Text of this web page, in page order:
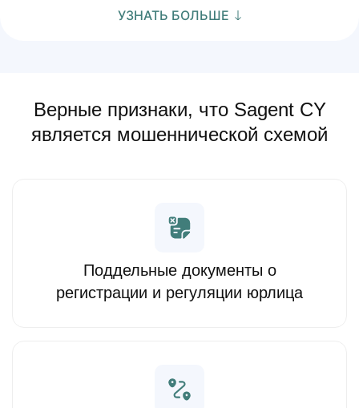
УЗНАТЬ БОЛЬШЕ
Верные признаки, что Sagent CY
является мошеннической схемой
Поддельные документы о
регистрации и регуляции юрлица